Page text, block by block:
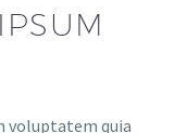
voluptatem quia